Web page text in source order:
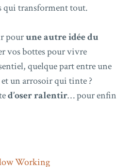
qui transforment tout.
pourune autre idée du
vos bottes pour vivre
quelque part entre une
un arrosoir qui tinte ?
d’oser ralentir… pour enfin
Working